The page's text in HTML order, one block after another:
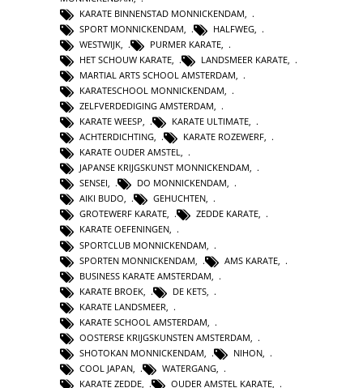
KARATE BINNENSTAD MONNICKENDAM
SPORT MONNICKENDAM
HALFWEG
WESTWIJK
PURMER KARATE
HET SCHOUW KARATE
LANDSMEER KARATE
MARTIAL ARTS SCHOOL AMSTERDAM
KARATESCHOOL MONNICKENDAM
ZELFVERDEDIGING AMSTERDAM
KARATE WEESP, KARATE ULTIMATE,
ACHTERDICHTING, KARATE ROZEWERF,
KARATE OUDER AMSTEL,
JAPANSE KRIJGSKUNST MONNICKENDAM,
SENSEI, DO MONNICKENDAM,
AIKI BUDO, GEHUCHTEN,
GROTEWERF KARATE, ZEDDE KARATE,
KARATE OEFENINGEN,
SPORTCLUB MONNICKENDAM
SPORTEN MONNICKENDAM
AMS KARATE
BUSINESS KARATE AMSTERDAM
KARATE BROEK
DE KETS
KARATE LANDSMEER
KARATE SCHOOL AMSTERDAM
OOSTERSE KRIJGSKUNSTEN AMSTERDAM
SHOTOKAN MONNICKENDAM
NIHON
COOL JAPAN, WATERGANG,
KARATE ZEDDE, OUDER AMSTEL KARATE,